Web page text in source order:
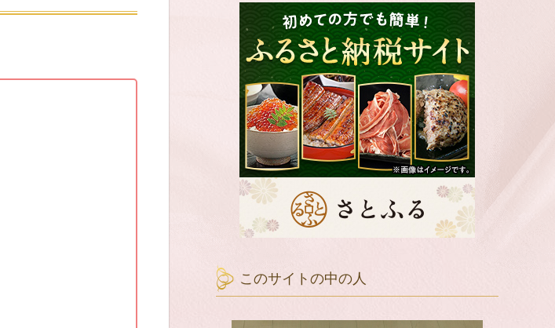
このサイトの中の人